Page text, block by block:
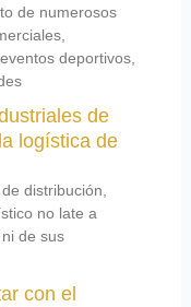
de numerosos
deportivos,
de
logística de
distribución,
no late a
de sus
con el